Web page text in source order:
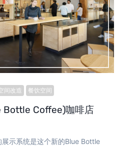
间改造 餐饮空间
Bottle Coffee)咖啡店
示系统是这个新的Blue Bottle